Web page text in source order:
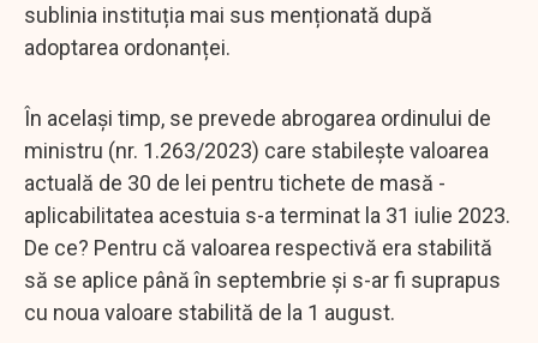
sublinia instituția mai sus menționată după
adoptarea ordonanței.
În același timp, se prevede abrogarea ordinului de
ministru (nr. 1.263/2023) care stabilește valoarea
actuală de 30 de lei pentru tichete de masă -
aplicabilitatea acestuia s-a terminat la 31 iulie 2023.
De ce? Pentru că valoarea respectivă era stabilită
să se aplice până în septembrie și s-ar fi suprapus
cu noua valoare stabilită de la 1 august.